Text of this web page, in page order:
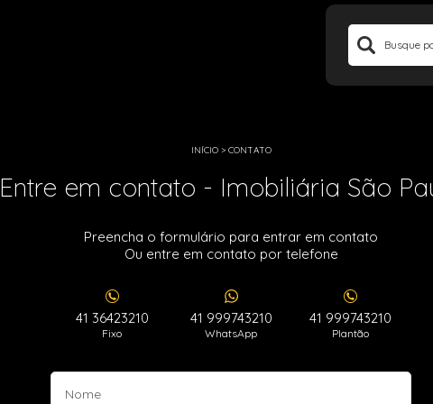
INÍCIO> CONTATO
Entre em contato - Imobiliária São
Preencha o formulário para entrar em contato
Ou entre em contato por telefone
41 36423210
Fixo
41 999743210
WhatsApp
41 999743210
Plantão